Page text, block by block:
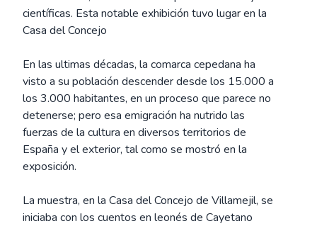
científicas. Esta notable exhibición tuvo lugar en la
Casa del Concejo
En las ultimas décadas, la comarca cepedana ha
visto a su población descender desde los 15.000 a
los 3.000 habitantes, en un proceso que parece no
detenerse; pero esa emigración ha nutrido las
fuerzas de la cultura en diversos territorios de
España y el exterior, tal como se mostró en la
exposición.
La muestra, en la Casa del Concejo de Villamejil, se
iniciaba con los cuentos en leonés de Cayetano